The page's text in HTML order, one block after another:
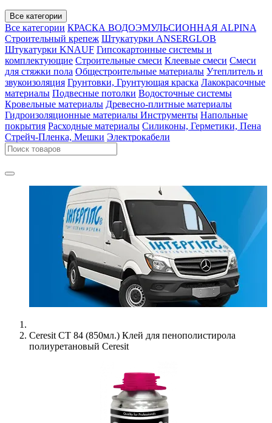
Все категории
Все категории КРАСКА ВОДОЭМУЛЬСИОННАЯ ALPINA
Строительный крепеж Штукатурки ANSERGLOB
Штукатурки KNAUF Гипсокартонные системы и
комплектующие Строительные смеси Клеевые смеси Смеси
для стяжки пола Общестроительные материалы Утеплитель и
звукоизоляция Грунтовки, Грунтующая краска Лакокрасочные
материалы Подвесные потолки Водосточные системы
Кровельные материалы Древесно-плитные материалы
Гидроизоляционные материалы Инструменты Напольные
покрытия Расходные материалы Силиконы, Герметики, Пена
Стрейч-Пленка, Мешки Электрокабели
Ceresit СТ 84 (850мл.) Клей для пенополистирола
полиуретановый Ceresit